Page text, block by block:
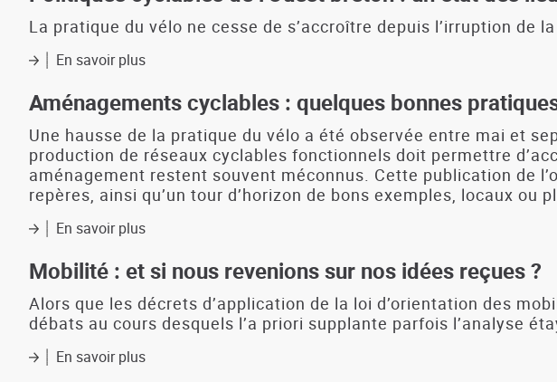
La pratique du vélo ne cesse de s’accroître depuis l’irruption de
En savoir plus
cyclables
de
l'Ouest
breton
un
état
Aménagements cyclables : quelques bonnes
Une hausse de la pratique du vélo a été observée entre mai et
production de réseaux cyclables fonctionnels doit permettre
aménagement restent souvent méconnus. Cette publication de
repères, ainsi qu’un tour d’horizon de bons exemples, locaux ou
En savoir plus
cyclables
quelques
bonnes
pratiques
Mobilité : et si nous revenions sur nos idées reçues ?
Alors que les décrets d’application de la loi d’orientation des
débats au cours desquels l’a priori supplante parfois l’analyse
En savoir plus